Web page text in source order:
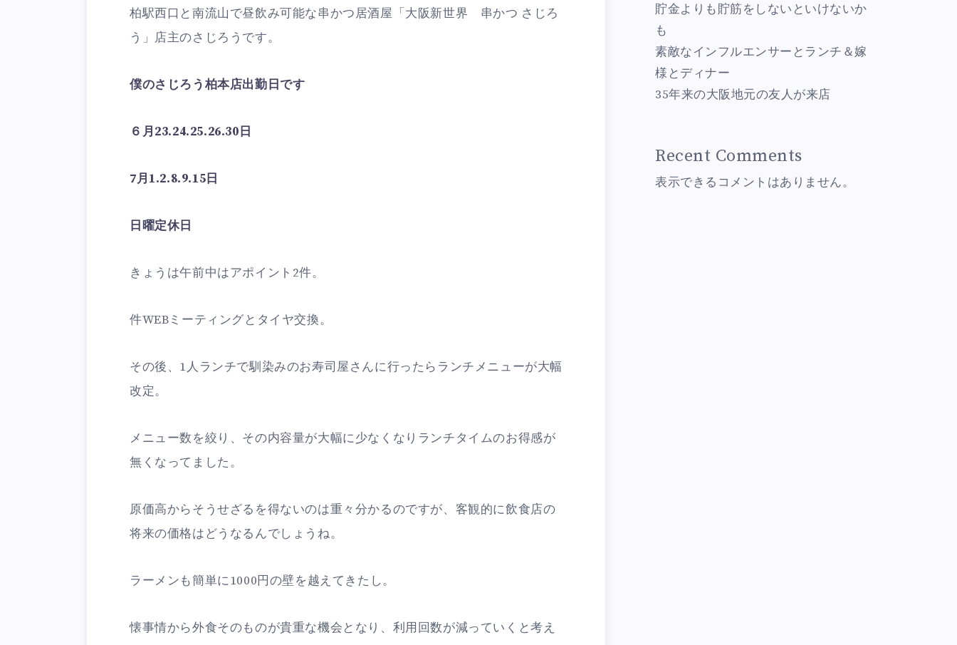
柏駅西口と南流山で昼飲み可能な串かつ居酒屋「大阪新世界 串かつ さじろ
う」店主のさじろうです。
僕のさじろう柏本店出勤日です
６月23.24.25.26.30日
7月1.2.8.9.15日
日曜定休日
きょうは午前中はアポイント2件。
件WEBミーティングとタイヤ交換。
その後、1人ランチで馴染みのお寿司屋さんに行ったらランチメニューが大幅
改定。
メニュー数を絞り、その内容量が大幅に少なくなりランチタイムのお得感が
無くなってました。
原価高からそうせざるを得ないのは重々分かるのですが、客観的に飲食店の
将来の価格はどうなるんでしょうね。
ラーメンも簡単に1000円の壁を越えてきたし。
懐事情から外食そのものが貴重な機会となり、利用回数が減っていくと考え
貯金よりも貯筋をしないといけないか
も
素敵なインフルエンサーとランチ＆嫁
様とディナー
35年来の大阪地元の友人が来店
Recent Comments
表示できるコメントはありません。